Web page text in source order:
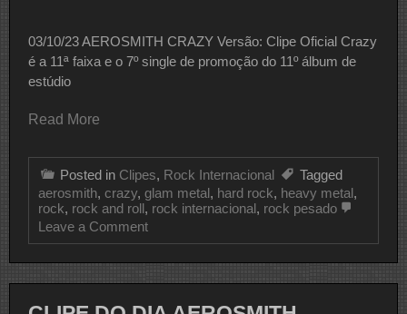
03/10/23 AEROSMITH CRAZY Versão: Clipe Oficial Crazy
é a 11ª faixa e o 7º single de promoção do 11º álbum de
estúdio
Read More
Posted in Clipes, Rock Internacional
Tagged
aerosmith, crazy, glam metal, hard rock, heavy metal,
rock, rock and roll, rock internacional, rock pesado
Leave a Commenton
CLIPE
AEROSMITH